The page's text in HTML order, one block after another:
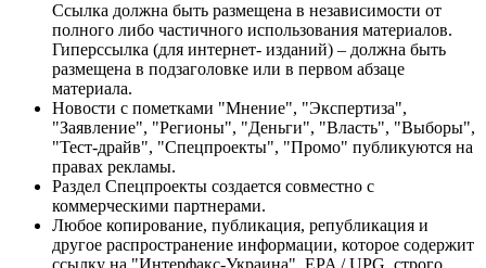
Ссылка должна быть размещена в независимости от
полного либо частичного использования материалов.
Гиперссылка (для интернет- изданий) – должна быть
размещена в подзаголовке или в первом абзаце
материала.
Новости с пометками "Мнение", "Экспертиза",
"Заявление", "Регионы", "Деньги", "Власть", "Выборы",
"Тест-драйв", "Спецпроекты", "Промо" публикуются на
правах рекламы.
Раздел Спецпроекты создается совместно с
коммерческими партнерами.
Любое копирование, публикация, републикация и
другое распространение информации, которое содержит
ссылку на "Интерфакс-Украина", EPA / UPG, строго